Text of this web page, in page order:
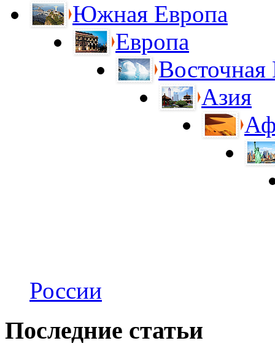
Южная Европа
Европа
Восточная
Азия
России
Последние статьи